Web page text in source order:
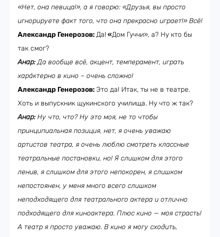
«Нет, она певица!», а я говорю: «Друзья, вы просто
игнорируете факт того, что она прекрасно играет!» Всё!
Александр Генерозов:Да!«Дом Гуччи», а? Ну кто бы
так смог?
Анар:Да вообще всё, акцент, темперамент, играть
хара́ктерно в кино – очень сложно!
Александр Генерозов:Это да! Итак, ты не в театре.
Хоть и выпускник щукинского училища. Ну что ж так?
Анар:Ну что, что? Ну это моя, не то чтобы
принципиальная позиция, нет, я очень уважаю
артистов театра, я очень люблю смотреть классные
театральные постановки, но! Я слишком для этого
ленив, я слишком для этого непокорен, я слишком
непостоянен, у меня много всего слишком
неподходящего для театрального актера и отлично
подходящего для киноактера. Плюс кино — моя страсть!
А театр я просто уважаю. В кино я могу сходить,